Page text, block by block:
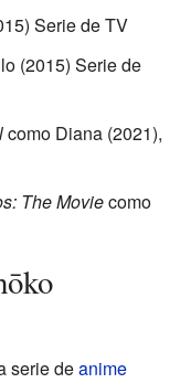
Serie de TV
(2015) Serie de
como Diana (2021),
The Moviecomo
serie deanime